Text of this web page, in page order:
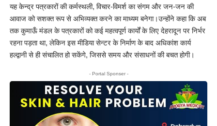
यह केन्द्र पत्रकारों की कर्मस्थली, विचार-विमर्श का संगम और जन-जन की
आवाज को सशक्त रूप से अभिव्यक्त करने का माध्यम बनेगा।उन्होंने कहा कि अब
तक कुमाऊँ मंडल के पत्रकारों को कई महत्वपूर्ण कार्यों के लिए देहरादून पर निर्भर
रहना पड़ता था, लेकिन इस मीडिया सेन्टर के निर्माण के बाद अधिकांश कार्य
हल्द्वानी से ही संचालित हो सकेंगे, जिससे समय और संसाधनों की बचत होगी।
- Portal Sponser -